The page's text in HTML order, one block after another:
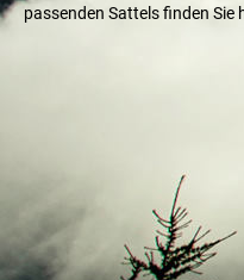
passenden Sattels finden Sie